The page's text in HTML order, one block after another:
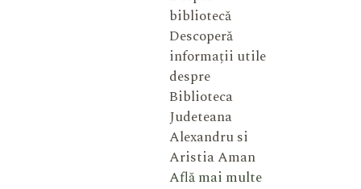
bibliotecă
Descoperă
informații utile
despre
Biblioteca
Judeteana
Alexandru si
Aristia Aman
Află mai multe